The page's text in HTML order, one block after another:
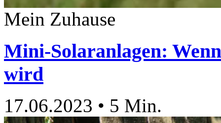
Mein Zuhause
Mini-Solaranlagen:
wird
17.06.2023 • 5 Min.